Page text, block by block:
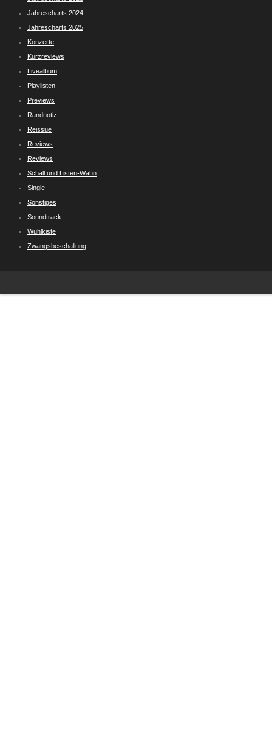
Jahrescharts 2024
Jahrescharts 2025
Konzerte
Kurzreviews
Livealbum
Playlisten
Previews
Randnotiz
Reissue
Reviews
Reviews
Schall und Listen-Wahn
Single
Sonstiges
Soundtrack
Wühlkiste
Zwangsbeschallung